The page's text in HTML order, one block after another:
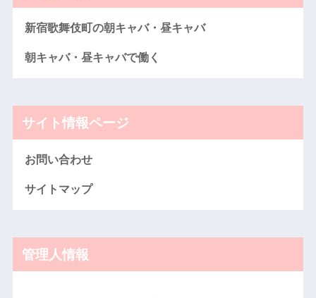
新宿歌舞伎町の朝キャバ・昼キャバ
朝キャバ・昼キャバで働く
サイト情報ページ
お問い合わせ
サイトマップ
管理人情報